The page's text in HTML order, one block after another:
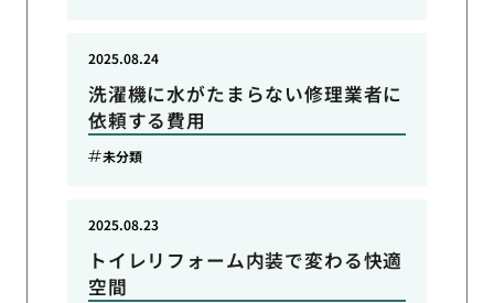
洗濯機に水がたまらない修理業者に
依頼する費用
2025.08.24
未分類
トイレリフォーム内装で変わる快適
空間
2025.08.23